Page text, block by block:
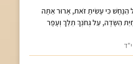
הַנָּחָשׁ כִּי עָשִׂיתָ זֹּאת, אָרוּר אַתָּה
הַשָּׂדֶה, עַל גְּחֹנְךָ תֵלֵךְ וְעָפָר